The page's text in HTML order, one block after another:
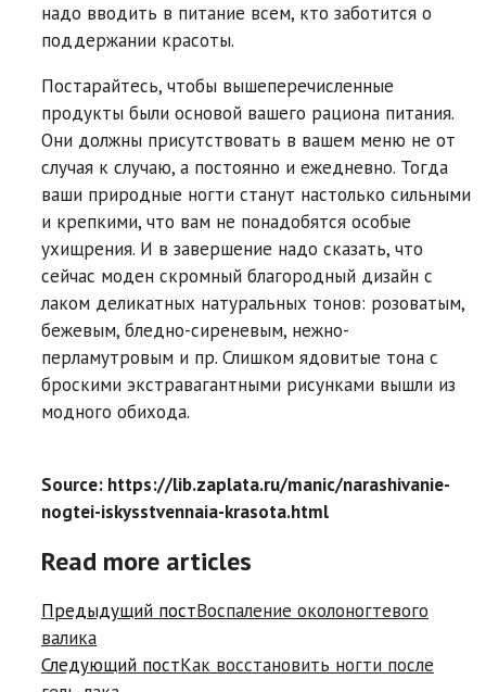
надо вводить в питание всем, кто заботится о
поддержании красоты.
Постарайтесь, чтобы вышеперечисленные
продукты были основой вашего рациона питания.
Они должны присутствовать в вашем меню не от
случая к случаю, а постоянно и ежедневно. Тогда
ваши природные ногти станут настолько сильными
и крепкими, что вам не понадобятся особые
ухищрения. И в завершение надо сказать, что
сейчас моден скромный благородный дизайн с
лаком деликатных натуральных тонов: розоватым,
бежевым, бледно-сиреневым, нежно-
перламутровым и пр. Слишком ядовитые тона с
броскими экстравагантными рисунками вышли из
модного обихода.
Source: https://lib.zaplata.ru/manic/narashivanie-
nogtei-iskysstvennaia-krasota.html
Read more articles
Предыдущий постВоспаление околоногтевого
валика
Следующий постКак восстановить ногти после